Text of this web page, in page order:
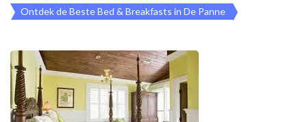
Ontdek de Beste Bed & Breakfasts in De Panne